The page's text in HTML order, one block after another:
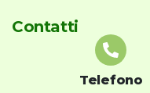
Contatti
Telefono